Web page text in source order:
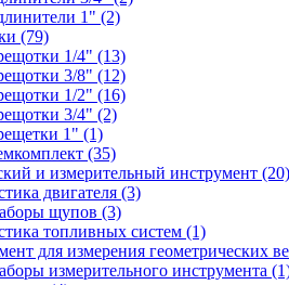
1" (2)
(79)
1/4" (13)
3/8" (12)
1/2" (16)
3/4" (2)
1" (1)
(35)
и измерительный инструмент (20)
двигателя (3)
щупов (3)
топливных систем (1)
для измерения геометрических
измерительного инструмента